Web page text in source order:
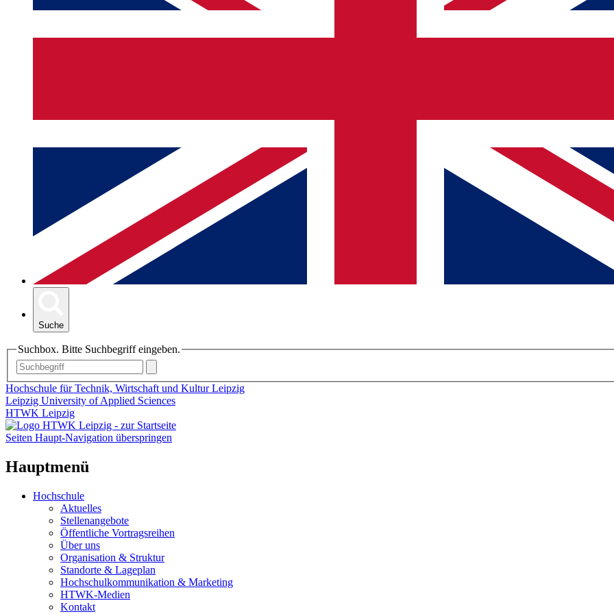
Suche
Suchbox. Bitte Suchbegriff eingeben.
Hochschule für Technik, Wirtschaft und Kultur Leipzig
Leipzig University of Applied Sciences
HTWK Leipzig
Seiten Haupt-Navigation überspringen
Hauptmenü
Hochschule
Aktuelles
Stellenangebote
Öffentliche Vortragsreihen
Über uns
Organisation & Struktur
Standorte & Lageplan
Hochschulkommunikation & Marketing
HTWK-Medien
Kontakt